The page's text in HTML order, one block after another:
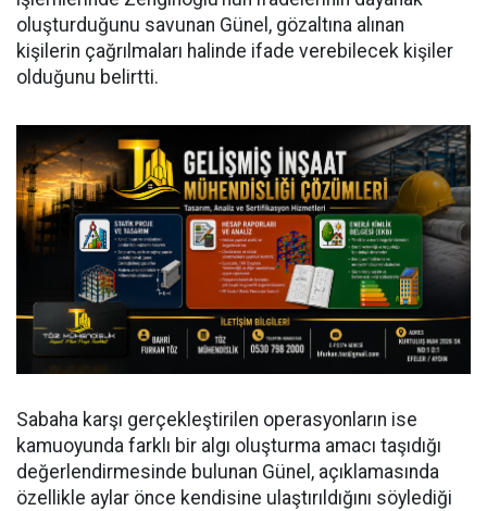
oluşturduğunu savunan Günel, gözaltına alınan
kişilerin çağrılmaları halinde ifade verebilecek kişiler
olduğunu belirtti.
Sabaha karşı gerçekleştirilen operasyonların ise
kamuoyunda farklı bir algı oluşturma amacı taşıdığı
değerlendirmesinde bulunan Günel, açıklamasında
özellikle aylar önce kendisine ulaştırıldığını söylediği